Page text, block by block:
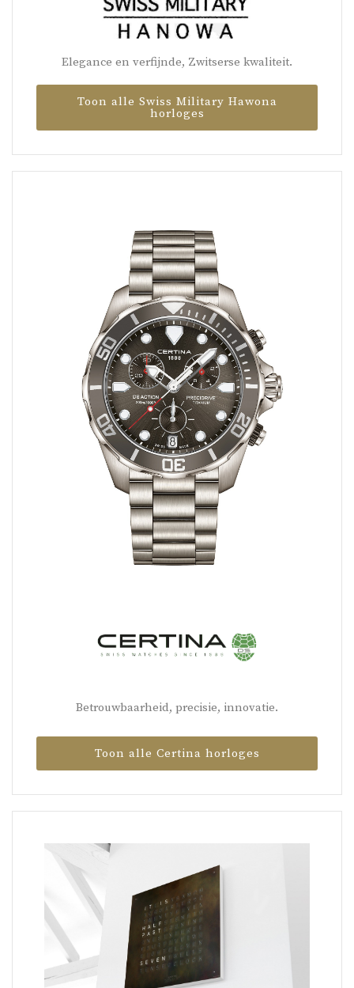
Elegance en verfijnde, Zwitserse kwaliteit.
Toon alle Swiss Military Hawona
horloges
Betrouwbaarheid, precisie, innovatie.
Toon alle Certina horloges